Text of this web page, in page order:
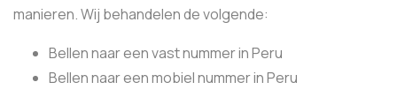
manieren. Wij behandelen de volgende:
Bellen naar een vast nummer in Peru
Bellen naar een mobiel nummer in Peru